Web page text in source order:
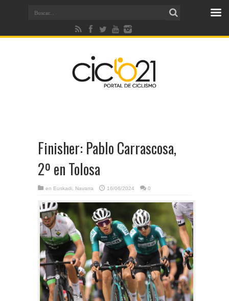
Finisher: Pablo Carrascosa,
2º en Tolosa
en Euskadi Navarra 16/06/2024 0